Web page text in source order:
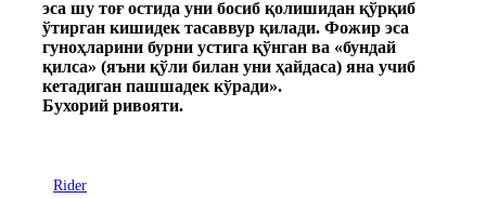
эса шу тоғ остида уни босиб қолишидан қўрқиб
ўтирган кишидек тасаввур қилади. Фожир эса
гуноҳларини бурни устига қўнган ва «бундай
қилса» (яъни қўли билан уни ҳайдаса) яна учиб
кетадиган пашшадек кўради».
Бухорий ривояти.
Rider